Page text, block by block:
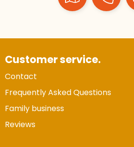
Customer service.
Contact
Frequently Asked Questions
Family business
Reviews